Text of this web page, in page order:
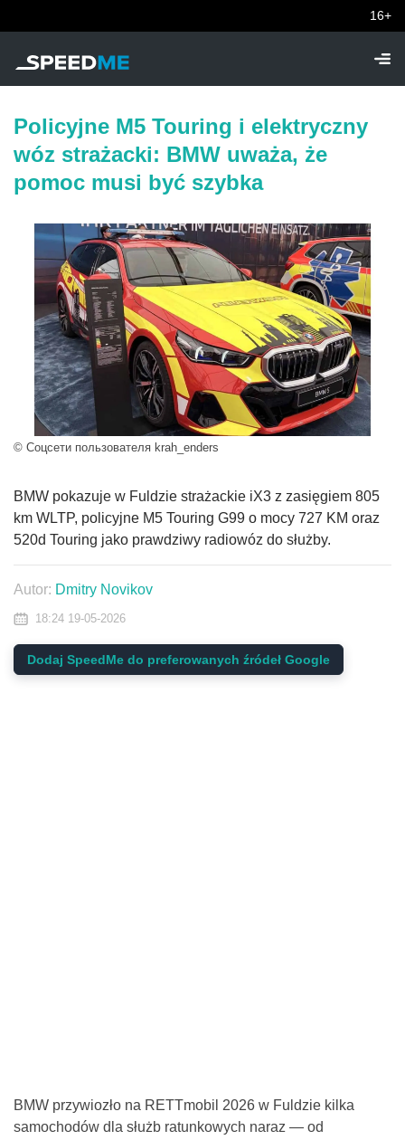
16+
Policyjne M5 Touring i elektryczny
wóz strażacki: BMW uważa, że
pomoc musi być szybka
© Соцсети пользователя krah_enders
BMW pokazuje w Fuldzie strażackie iX3 z zasięgiem 805
km WLTP, policyjne M5 Touring G99 o mocy 727 KM oraz
520d Touring jako prawdziwy radiowóz do służby.
Autor: Dmitry Novikov
18:24 19-05-2026
Dodaj SpeedMe do preferowanych źródeł Google
BMW przywiozło na RETTmobil 2026 w Fuldzie kilka
samochodów dla służb ratunkowych naraz — od